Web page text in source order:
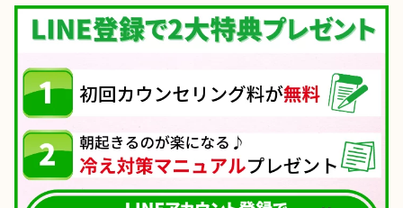
ョ
ン